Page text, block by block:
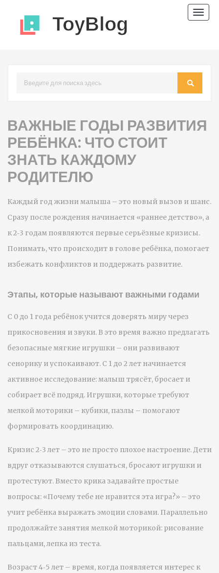
ВАЖНЫЕ ГОДЫ РАЗВИТИЯ
РЕБЁНКА: ЧТО СТОИТ
ЗНАТЬ КАЖДОМУ
РОДИТЕЛЮ
Каждый год жизни малыша – это новый вызов и шанс.
Сразу после рождения начинается «раннее детство», а
к 2‑3 годам появляются первые серьёзные кризисы.
Понимать, что происходит в голове ребёнка, помогает
избежать конфликтов и поддержать развитие.
Этапы, которые называют важными годами
С 0 до 1 года ребёнок учится доверять миру через
прикосновения и звуки. В это время важно предлагать
безопасные мягкие игрушки – они развивают
сенорику и успокаивают. С 1 до 2 лет начинается
активное исследование: малыш трясёт, бросает и
собирает всё подряд. Игрушки, которые требуют
мелкой моторики – кубики, пазлы – помогают
формировать координацию.
Кризис 2‑3 лет – это не просто плохое настроение. Дети
вдруг отказываются слушаться, бросают игрушки и
протестуют. Вместо крика задавайте простые
вопросы: «Почему тебе не нравится эта игра?» – это
учит ребёнка выражать эмоции словами. Параллельно
продолжайте занятия мелкой моторикой: рисование
пальцами, лепка из теста.
Возраст 4‑5 лет – время, когда появляется интерес к